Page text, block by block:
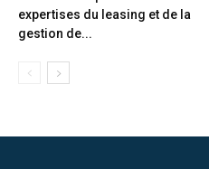
expertises du leasing et de la
gestion de...